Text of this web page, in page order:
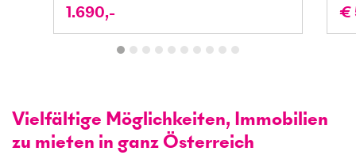
1.690,- €
Vielfältige Möglichkeiten, Immobilien
zu mieten in ganz Österreich